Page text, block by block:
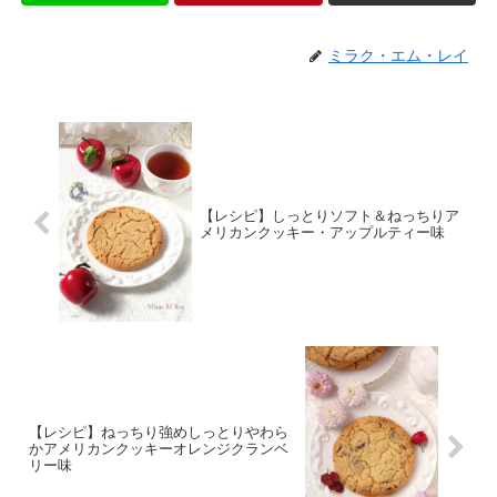
ミラク・エム・レイ
【レシピ】しっとりソフト＆ねっちりア
メリカンクッキー・アップルティー味
【レシピ】ねっちり強めしっとりやわら
かアメリカンクッキーオレンジクランベ
リー味